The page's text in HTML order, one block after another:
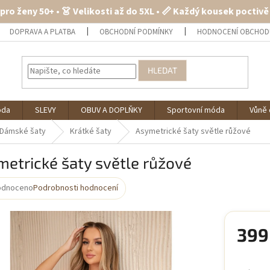
ženy 50+ • 👗 Velikosti až do 5XL • 📏 Každý kousek
DOPRAVA A PLATBA OBCHODNÍ PODMÍNKY HODNOCENÍ
HLEDAT
SLEVY OBUV A DOPLŇKY Sportovní móda
Dámské šaty
Krátké šaty Asymetrické šaty světle růžové
šaty světle růžové
Podrobnosti hodnocení